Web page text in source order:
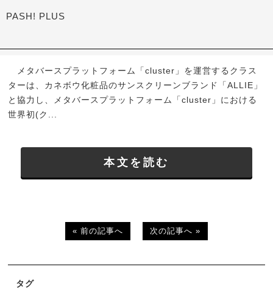
PASH! PLUS
メタバースプラットフォーム「cluster」を運営するクラス
ターは、カネボウ化粧品のサンスクリーンブランド「ALLIE」
と協力し、メタバースプラットフォーム「cluster」における
世界初(ク...
本文を読む
« 前の記事へ 次の記事へ »
タグ